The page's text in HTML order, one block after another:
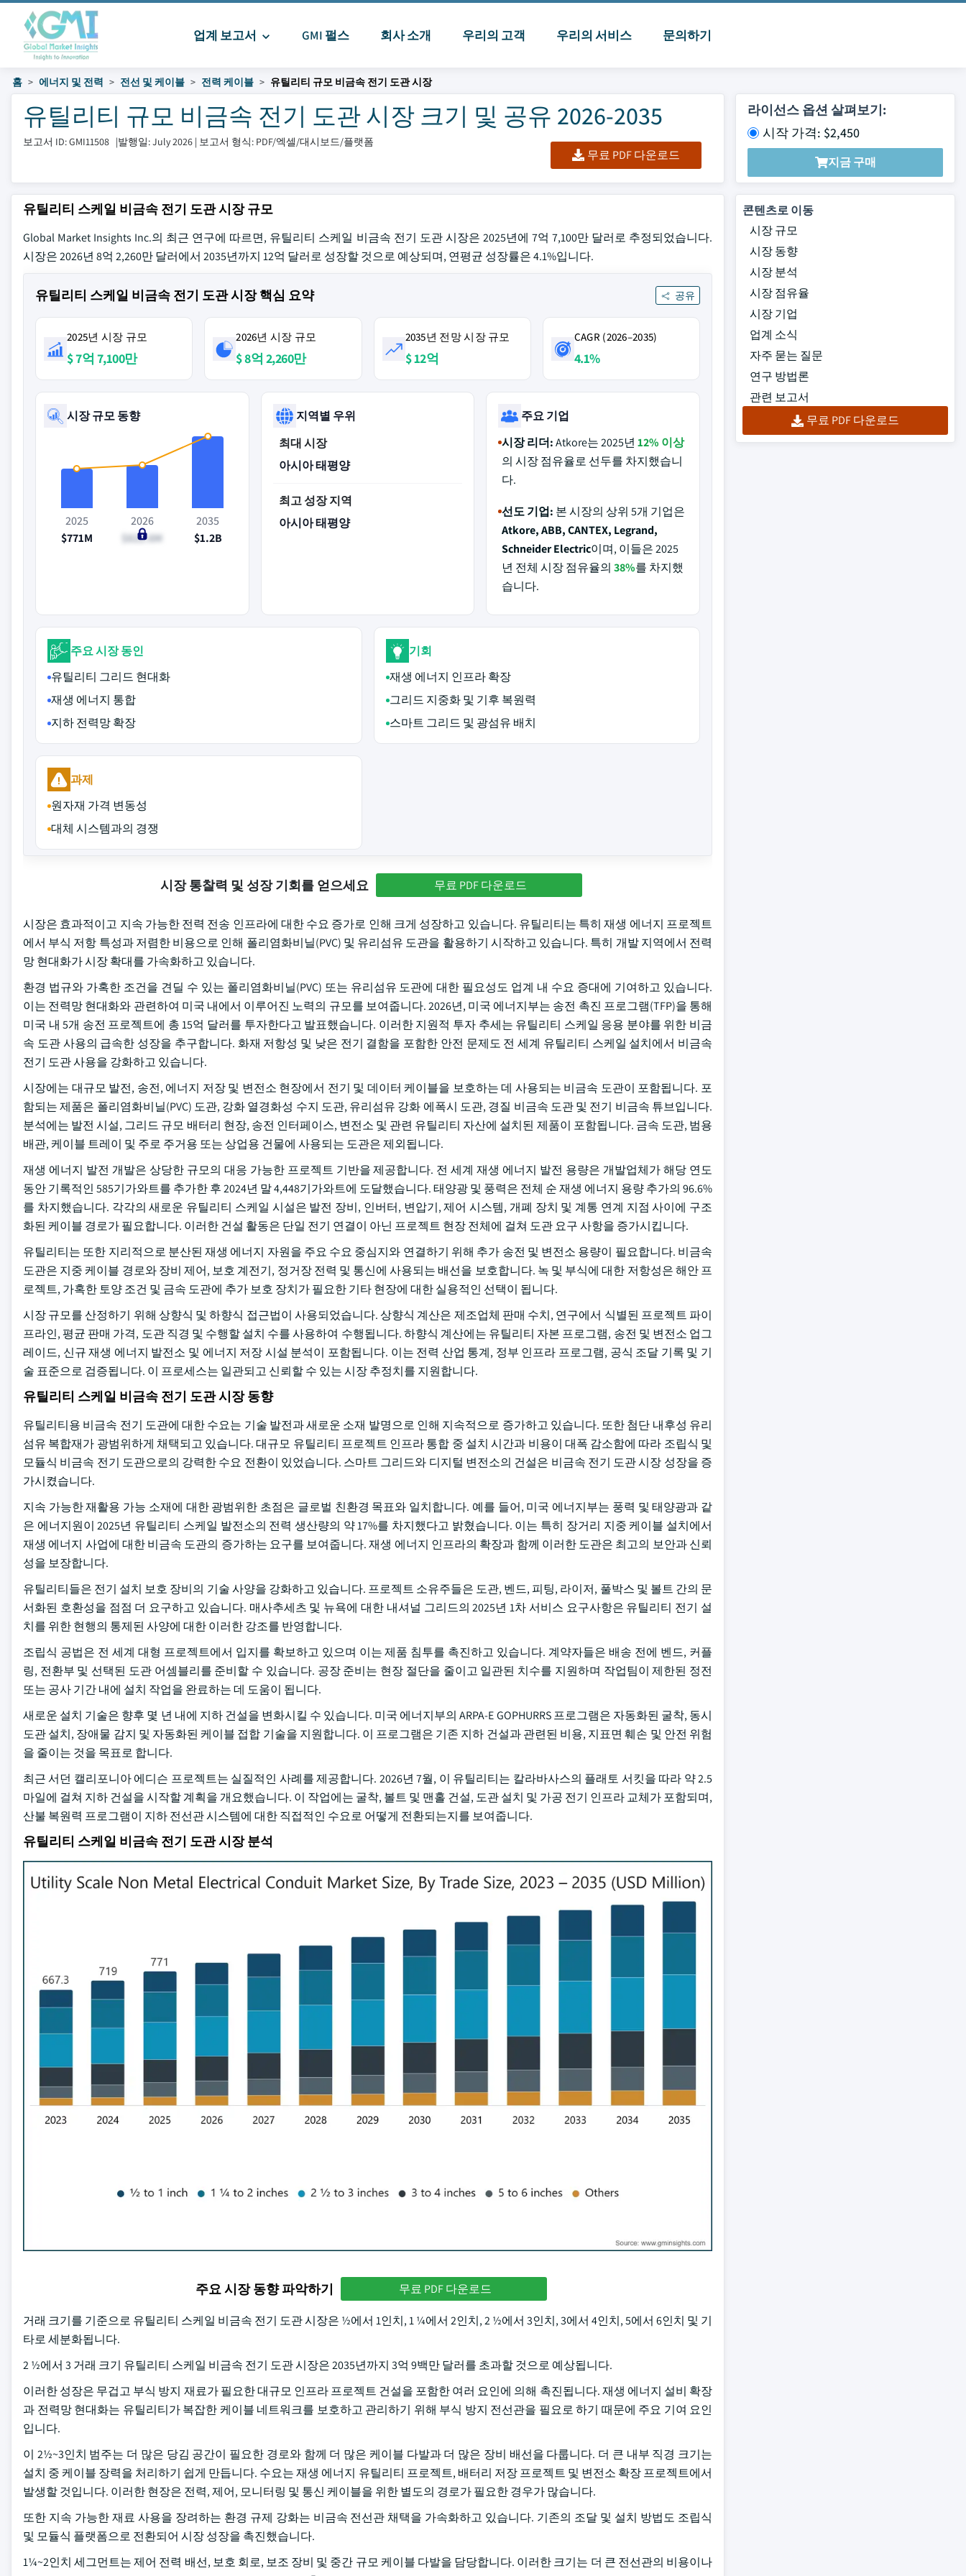
업계 보고서 GMI 펄스 회사 소개 우리의 고객 우리의 서비스 문의하기
홈 에너지 및 전력 전선 및 케이블 전력 케이블 유틸리티 규모 비금속 전기 도관 시장
유틸리티 규모 비금속 전기 도관 시장 크기 및 공유 2026-2035
보고서 ID: GMI11508 |발행일: July 2026 | 보고서 형식: PDF/엑셀/대시보드/플랫폼
무료 PDF 다운로드
라이선스 옵션 살펴보기:
시작 가격: $2,450
지금 구매
유틸리티 스케일 비금속 전기 도관 시장 규모
Global Market Insights Inc.의 최근 연구에 따르면, 유틸리티 스케일 비금속 전기 도관 시장은 2025년에 7억 7,100만 달러로 추정되었습니다.
시장은 2026년 8억 2,260만 달러에서 2035년까지 12억 달러로 성장할 것으로 예상되며, 연평균 성장률은 4.1%입니다.
유틸리티 스케일 비금속 전기 도관 시장 핵심 요약 공유
2025년 시장 규모
$ 7억 7,100만
2026년 시장 규모
$ 8억 2,260만
2035년 전망 시장 규모
$ 12억
CAGR (2026–2035)
4.1%
시장 규모 동향
2025
$771M
2026
$822.6M
2035
$1.2B
지역별 우위
최대 시장
아시아 태평양
최고 성장 지역
아시아 태평양
주요 기업
시장 리더:Atkore는 2025년12% 이상
의 시장 점유율로 선두를 차지했습니
다.
선도 기업: 본 시장의 상위 5개 기업은
Atkore, ABB, CANTEX, Legrand,
Schneider Electric이며, 이들은 2025
년 전체 시장 점유율의38%를 차지했
습니다.
주요 시장 동인
유틸리티 그리드 현대화
재생 에너지 통합
지하 전력망 확장
기회
재생 에너지 인프라 확장
그리드 지중화 및 기후 복원력
스마트 그리드 및 광섬유 배치
과제
원자재 가격 변동성
대체 시스템과의 경쟁
시장 통찰력 및 성장 기회를 얻으세요 무료 PDF 다운로드
시장은 효과적이고 지속 가능한 전력 전송 인프라에 대한 수요 증가로 인해 크게 성장하고 있습니다. 유틸리티는 특히 재생 에너지 프로젝트
에서 부식 저항 특성과 저렴한 비용으로 인해 폴리염화비닐(PVC) 및 유리섬유 도관을 활용하기 시작하고 있습니다. 특히 개발 지역에서 전력
망 현대화가 시장 확대를 가속화하고 있습니다.
환경 법규와 가혹한 조건을 견딜 수 있는 폴리염화비닐(PVC) 또는 유리섬유 도관에 대한 필요성도 업계 내 수요 증대에 기여하고 있습니다.
이는 전력망 현대화와 관련하여 미국 내에서 이루어진 노력의 규모를 보여줍니다. 2026년, 미국 에너지부는 송전 촉진 프로그램(TFP)을 통해
미국 내 5개 송전 프로젝트에 총 15억 달러를 투자한다고 발표했습니다. 이러한 지원적 투자 추세는 유틸리티 스케일 응용 분야를 위한 비금
속 도관 사용의 급속한 성장을 추구합니다. 화재 저항성 및 낮은 전기 결함을 포함한 안전 문제도 전 세계 유틸리티 스케일 설치에서 비금속
전기 도관 사용을 강화하고 있습니다.
시장에는 대규모 발전, 송전, 에너지 저장 및 변전소 현장에서 전기 및 데이터 케이블을 보호하는 데 사용되는 비금속 도관이 포함됩니다. 포
함되는 제품은 폴리염화비닐(PVC) 도관, 강화 열경화성 수지 도관, 유리섬유 강화 에폭시 도관, 경질 비금속 도관 및 전기 비금속 튜브입니다.
분석에는 발전 시설, 그리드 규모 배터리 현장, 송전 인터페이스, 변전소 및 관련 유틸리티 자산에 설치된 제품이 포함됩니다. 금속 도관, 범용
배관, 케이블 트레이 및 주로 주거용 또는 상업용 건물에 사용되는 도관은 제외됩니다.
재생 에너지 발전 개발은 상당한 규모의 대응 가능한 프로젝트 기반을 제공합니다. 전 세계 재생 에너지 발전 용량은 개발업체가 해당 연도
동안 기록적인 585기가와트를 추가한 후 2024년 말 4,448기가와트에 도달했습니다. 태양광 및 풍력은 전체 순 재생 에너지 용량 추가의 96.6%
를 차지했습니다. 각각의 새로운 유틸리티 스케일 시설은 발전 장비, 인버터, 변압기, 제어 시스템, 개폐 장치 및 계통 연계 지점 사이에 구조
화된 케이블 경로가 필요합니다. 이러한 건설 활동은 단일 전기 연결이 아닌 프로젝트 현장 전체에 걸쳐 도관 요구 사항을 증가시킵니다.
유틸리티는 또한 지리적으로 분산된 재생 에너지 자원을 주요 수요 중심지와 연결하기 위해 추가 송전 및 변전소 용량이 필요합니다. 비금속
도관은 지중 케이블 경로와 장비 제어, 보호 계전기, 정거장 전력 및 통신에 사용되는 배선을 보호합니다. 녹 및 부식에 대한 저항성은 해안 프
로젝트, 가혹한 토양 조건 및 금속 도관에 추가 보호 장치가 필요한 기타 현장에 대한 실용적인 선택이 됩니다.
시장 규모를 산정하기 위해 상향식 및 하향식 접근법이 사용되었습니다. 상향식 계산은 제조업체 판매 수치, 연구에서 식별된 프로젝트 파이
프라인, 평균 판매 가격, 도관 직경 및 수행할 설치 수를 사용하여 수행됩니다. 하향식 계산에는 유틸리티 자본 프로그램, 송전 및 변전소 업그
레이드, 신규 재생 에너지 발전소 및 에너지 저장 시설 분석이 포함됩니다. 이는 전력 산업 통계, 정부 인프라 프로그램, 공식 조달 기록 및 기
술 표준으로 검증됩니다. 이 프로세스는 일관되고 신뢰할 수 있는 시장 추정치를 지원합니다.
유틸리티 스케일 비금속 전기 도관 시장 동향
유틸리티용 비금속 전기 도관에 대한 수요는 기술 발전과 새로운 소재 발명으로 인해 지속적으로 증가하고 있습니다. 또한 첨단 내후성 유리
섬유 복합재가 광범위하게 채택되고 있습니다. 대규모 유틸리티 프로젝트 인프라 통합 중 설치 시간과 비용이 대폭 감소함에 따라 조립식 및
모듈식 비금속 전기 도관으로의 강력한 수요 전환이 있었습니다. 스마트 그리드와 디지털 변전소의 건설은 비금속 전기 도관 시장 성장을 증
가시켰습니다.
지속 가능한 재활용 가능 소재에 대한 광범위한 초점은 글로벌 친환경 목표와 일치합니다. 예를 들어, 미국 에너지부는 풍력 및 태양광과 같
은 에너지원이 2025년 유틸리티 스케일 발전소의 전력 생산량의 약 17%를 차지했다고 밝혔습니다. 이는 특히 장거리 지중 케이블 설치에서
재생 에너지 사업에 대한 비금속 도관의 증가하는 요구를 보여줍니다. 재생 에너지 인프라의 확장과 함께 이러한 도관은 최고의 보안과 신뢰
성을 보장합니다.
유틸리티들은 전기 설치 보호 장비의 기술 사양을 강화하고 있습니다. 프로젝트 소유주들은 도관, 벤드, 피팅, 라이저, 풀박스 및 볼트 간의 문
서화된 호환성을 점점 더 요구하고 있습니다. 매사추세츠 및 뉴욕에 대한 내셔널 그리드의 2025년 1차 서비스 요구사항은 유틸리티 전기 설
치를 위한 현행의 통제된 사양에 대한 이러한 강조를 반영합니다.
조립식 공법은 전 세계 대형 프로젝트에서 입지를 확보하고 있으며 이는 제품 침투를 촉진하고 있습니다. 계약자들은 배송 전에 벤드, 커플
링, 전환부 및 선택된 도관 어셈블리를 준비할 수 있습니다. 공장 준비는 현장 절단을 줄이고 일관된 치수를 지원하며 작업팀이 제한된 정전
또는 공사 기간 내에 설치 작업을 완료하는 데 도움이 됩니다.
새로운 설치 기술은 향후 몇 년 내에 지하 건설을 변화시킬 수 있습니다. 미국 에너지부의 ARPA-E GOPHURRS 프로그램은 자동화된 굴착, 동시
도관 설치, 장애물 감지 및 자동화된 케이블 접합 기술을 지원합니다. 이 프로그램은 기존 지하 건설과 관련된 비용, 지표면 훼손 및 안전 위험
을 줄이는 것을 목표로 합니다.
최근 서던 캘리포니아 에디슨 프로젝트는 실질적인 사례를 제공합니다. 2026년 7월, 이 유틸리티는 칼라바사스의 플래토 서킷을 따라 약 2.5
마일에 걸쳐 지하 건설을 시작할 계획을 개요했습니다. 이 작업에는 굴착, 볼트 및 맨홀 건설, 도관 설치 및 가공 전기 인프라 교체가 포함되며,
산불 복원력 프로그램이 지하 전선관 시스템에 대한 직접적인 수요로 어떻게 전환되는지를 보여줍니다.
유틸리티 스케일 비금속 전기 도관 시장 분석
주요 시장 동향 파악하기 무료 PDF 다운로드
거래 크기를 기준으로 유틸리티 스케일 비금속 전기 도관 시장은 ½에서 1인치, 1 ¼에서 2인치, 2 ½에서 3인치, 3에서 4인치, 5에서 6인치 및 기
타로 세분화됩니다.
2 ½에서 3 거래 크기 유틸리티 스케일 비금속 전기 도관 시장은 2035년까지 3억 9백만 달러를 초과할 것으로 예상됩니다.
이러한 성장은 무겁고 부식 방지 재료가 필요한 대규모 인프라 프로젝트 건설을 포함한 여러 요인에 의해 촉진됩니다. 재생 에너지 설비 확장
과 전력망 현대화는 유틸리티가 복잡한 케이블 네트워크를 보호하고 관리하기 위해 부식 방지 전선관을 필요로 하기 때문에 주요 기여 요인
입니다.
이 2½~3인치 범주는 더 많은 당김 공간이 필요한 경로와 함께 더 많은 케이블 다발과 더 많은 장비 배선을 다룹니다. 더 큰 내부 직경 크기는
설치 중 케이블 장력을 처리하기 쉽게 만듭니다. 수요는 재생 에너지 유틸리티 프로젝트, 배터리 저장 프로젝트 및 변전소 확장 프로젝트에서
발생할 것입니다. 이러한 현장은 전력, 제어, 모니터링 및 통신 케이블을 위한 별도의 경로가 필요한 경우가 많습니다.
또한 지속 가능한 재료 사용을 장려하는 환경 규제 강화는 비금속 전선관 채택을 가속화하고 있습니다. 기존의 조달 및 설치 방법도 조립식
및 모듈식 플랫폼으로 전환되어 시장 성장을 촉진했습니다.
1¼~2인치 세그먼트는 제어 전력 배선, 보호 회로, 보조 장비 및 중간 규모 케이블 다발을 담당합니다. 이러한 크기는 더 큰 전선관의 비용이나
콘텐츠로 이동
시장 규모
시장 동향
시장 분석
시장 점유율
시장 기업
업계 소식
자주 묻는 질문
연구 방법론
관련 보고서
무료 PDF 다운로드